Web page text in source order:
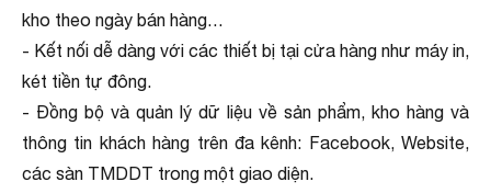
kho theo ngày bán hàng…
- Kết nối dễ dàng với các thiết bị tại cửa hàng như máy in,
két tiền tự đông.
- Đồng bộ và quản lý dữ liệu về sản phẩm, kho hàng và
thông tin khách hàng trên đa kênh: Facebook, Website,
các sàn TMDDT trong một giao diện.